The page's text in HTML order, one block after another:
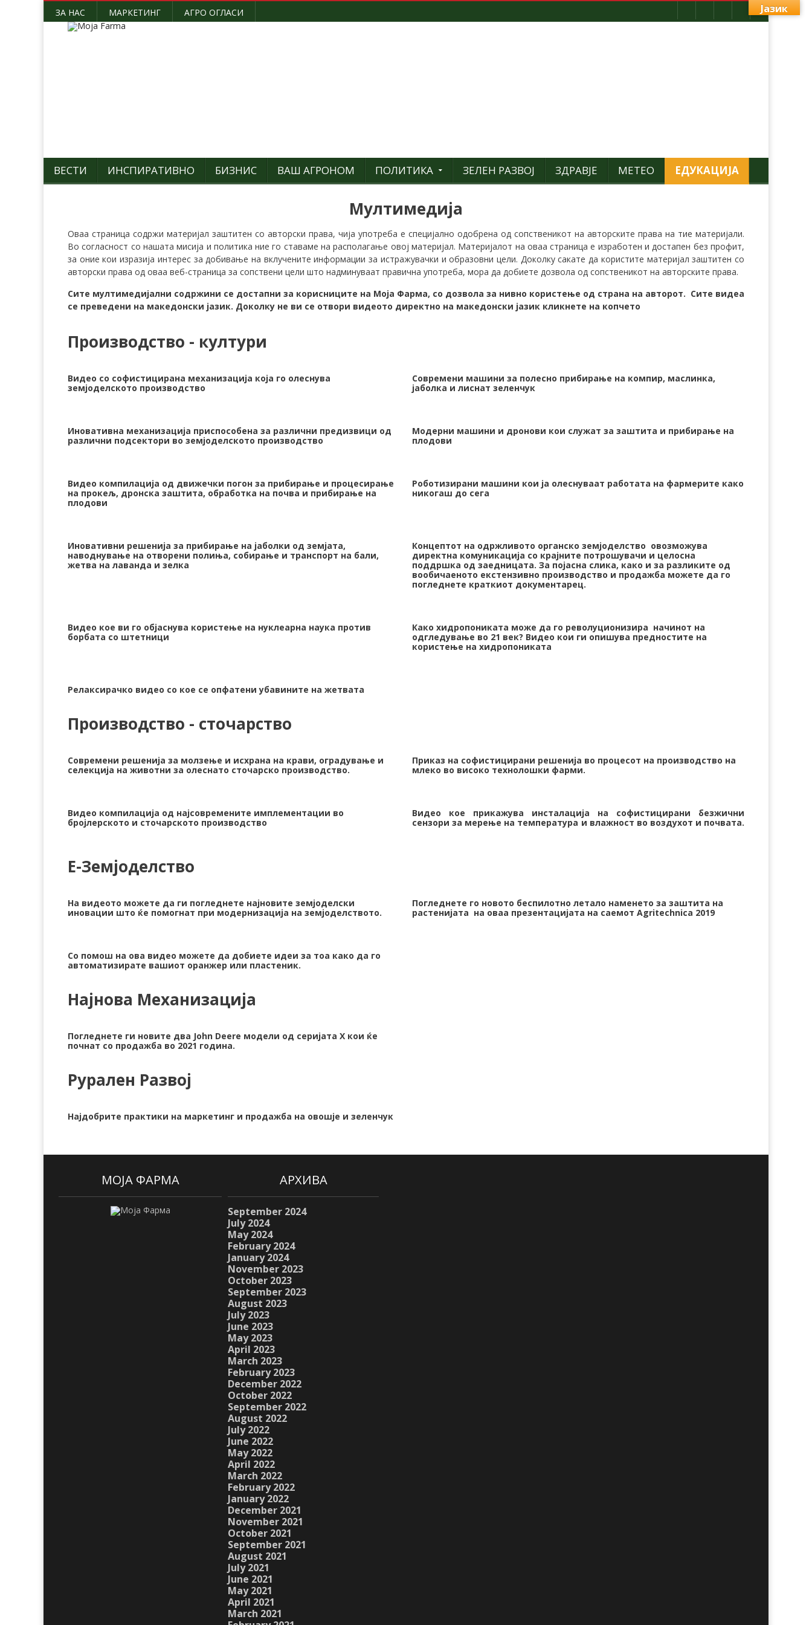
ЗА НАС МАРКЕТИНГ АГРО ОГЛАСИ
ВЕСТИ ИНСПИРАТИВНО БИЗНИС ВАШ АГРОНОМ ПОЛИТИКА ЗЕЛЕН РАЗВОЈ ЗДРАВЈЕ МЕТЕО ЕДУКАЦИЈА
Мултимедија
Оваа страница содржи материјал заштитен со авторски права, чија употреба е специјално одобрена од сопственикот на авторските права на тие материјали.
Во согласност со нашата мисија и политика ние го ставаме на располагање овој материјал. Материјалот на оваа страница е изработен и достапен без профит,
за оние кои изразија интерес за добивање на вклучените информации за истражувачки и образовни цели. Доколку сакате да користите материјал заштитен со
авторски права од оваа веб-страница за сопствени цели што надминуваат правична употреба, мора да добиете дозвола од сопственикот на авторските права.
Сите мултимедијални содржини се достапни за корисниците на Моја Фарма, со дозвола за нивно користење од страна на авторот. Сите видеа
се преведени на македонски јазик. Доколку не ви се отвори видеото директно на македонски јазик кликнете на копчето
Производство - култури
Видео со софистицирана механизација која го олеснува
земјоделското производство
Современи машини за полесно прибирање на компир, маслинка,
јаболка и лиснат зеленчук
Иновативна механизација приспособена за различни предизвици од
различни подсектори во земјоделското производство
Модерни машини и дронови кои служат за заштита и прибирање на
плодови
Видео компилација од движечки погон за прибирање и процесирање
на прокељ, дронска заштита, обработка на почва и прибирање на
плодови
Роботизирани машини кои ја олеснуваат работата на фармерите како
никогаш до сега
Иновативни решенија за прибирање на јаболки од земјата,
наводнување на отворени полиња, собирање и транспорт на бали,
жетва на лаванда и зелка
Концептот на одржливото органско земјоделство овозможува
директна комуникација со крајните потрошувачи и целосна
поддршка од заедницата. За појасна слика, како и за разликите од
вообичаеното екстензивно производство и продажба можете да го
погледнете краткиот документарец.
Видео кое ви го објаснува користење на нуклеарна наука против
борбата со штетници
Како хидропониката може да го револуционизира начинот на
одгледување во 21 век? Видео кои ги опишува предностите на
користење на хидропониката
Релаксирачко видео со кое се опфатени убавините на жетвата
Производство - сточарство
Современи решенија за молзење и исхрана на крави, оградување и
селекција на животни за олеснато сточарско производство.
Приказ на софистицирани решенија во процесот на производство на
млеко во високо технолошки фарми.
Видео компилација од најсовремените имплементации во
бројлерското и сточарското производство
Видео кое прикажува инсталација на софистицирани безжични
сензори за мерење на температура и влажност во воздухот и почвата.
Е-Земјоделство
На видеото можете да ги погледнете најновите земјоделски
иновации што ќе помогнат при модернизација на земјоделството.
Погледнете го новото беспилотно летало наменето за заштита на
растенијата на оваа презентацијата на саемот Agritechnica 2019
Со помош на ова видео можете да добиете идеи за тоа како да го
автоматизирате вашиот оранжер или пластеник.
Најнова Механизација
Погледнете ги новите два John Deere модели од серијата Х кои ќе
почнат со продажба во 2021 година.
Рурален Развој
Најдобрите практики на маркетинг и продажба на овошје и зеленчук
МОЈА ФАРМА АРХИВА
September 2024
July 2024
May 2024
February 2024
January 2024
November 2023
October 2023
September 2023
August 2023
July 2023
June 2023
May 2023
April 2023
March 2023
February 2023
December 2022
October 2022
September 2022
August 2022
July 2022
June 2022
May 2022
April 2022
March 2022
February 2022
January 2022
December 2021
November 2021
October 2021
September 2021
August 2021
July 2021
June 2021
May 2021
April 2021
March 2021
Јазик